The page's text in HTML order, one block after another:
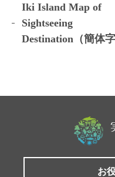
Iki Island Map of
Sightseeing
Destination（簡体字
お